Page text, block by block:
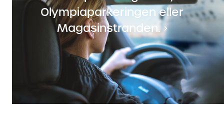
Olympiaparkeringen eller
Magasinstranden.
(extern
länk)